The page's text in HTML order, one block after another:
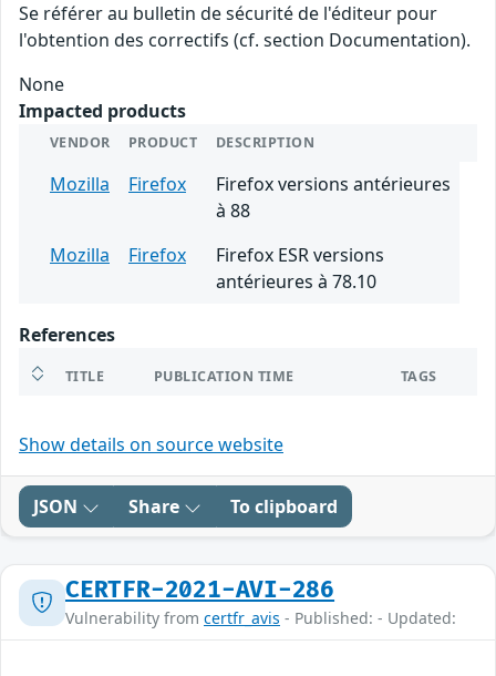
Se référer au bulletin de sécurité de l'éditeur pour
l'obtention des correctifs (cf. section Documentation).
None
Impacted products
VENDOR PRODUCT DESCRIPTION
Mozilla Firefox
Firefox versions antérieures
à 88
Mozilla
Firefox
Firefox ESR versions
antérieures à 78.10
References
TITLE PUBLICATION TIME TAGS
Show details on source website
JSON Share To clipboard
CERTFR-2021-AVI-286
Vulnerability from certfr_avis - Published: - Updated: